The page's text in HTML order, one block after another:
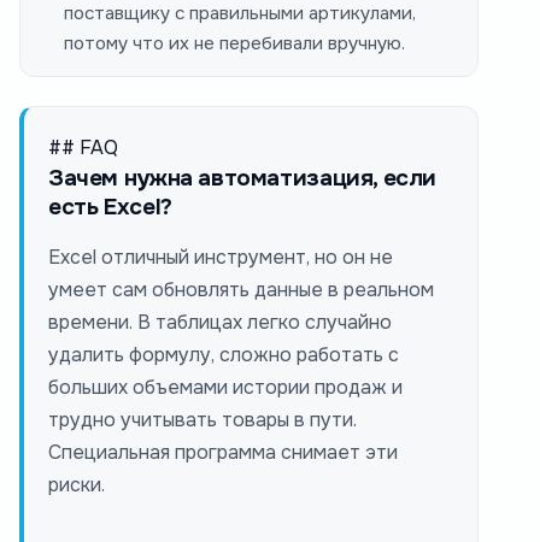
поставщику с правильными артикулами,
потому что их не перебивали вручную.
## FAQ
Зачем нужна автоматизация, если
есть Excel?
Excel отличный инструмент, но он не
умеет сам обновлять данные в реальном
времени. В таблицах легко случайно
удалить формулу, сложно работать с
больших объемами истории продаж и
трудно учитывать товары в пути.
Специальная программа снимает эти
риски.